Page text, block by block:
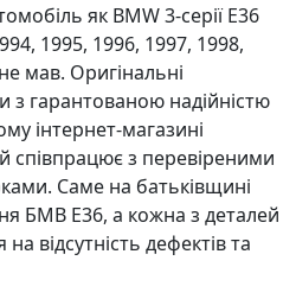
як BMW 3-серії E36
1995, 1996, 1997, 1998,
мав. Оригінальні
з гарантованою надійністю
інтернет-магазині
співпрацює з перевіреними
Саме на батьківщині
БМВ Е36, а кожна з деталей
відсутність дефектів та